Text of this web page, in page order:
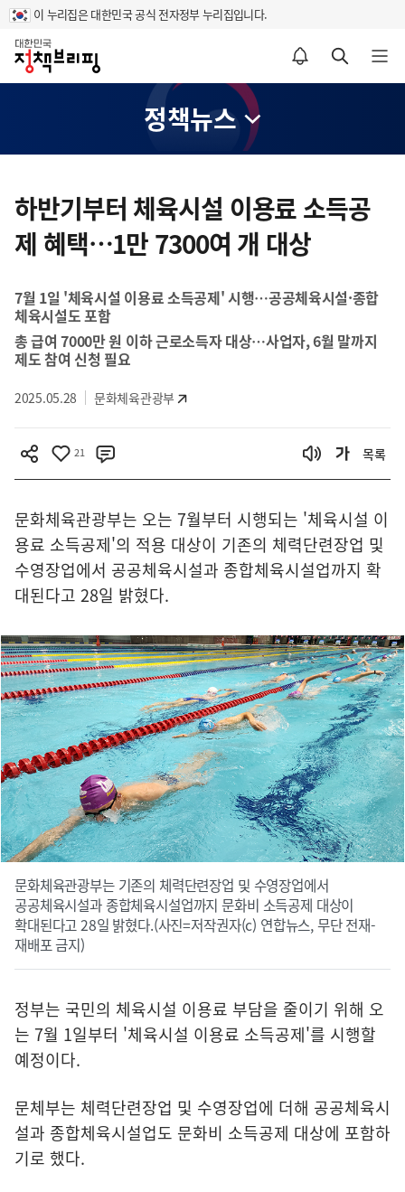
이 누리집은 대한민국 공식 전자정부 누리집입니다.
홈
알림설정 바로가기 검색 바로가기 메뉴 열기
정책뉴스
텐
츠
영
하반기부터 체육시설 이용료 소득공
제 혜택…1만 7300여 개 대상
7월 1일 '체육시설 이용료 소득공제' 시행…공공체육시설·종합
체육시설도 포함
총 급여 7000만 원 이하 근로소득자 대상…사업자, 6월 말까지
제도 참여 신청 필요
2025.05.28 문화체육관광부
21 목록
문화체육관광부는 오는 7월부터 시행되는 '체육시설 이
용료 소득공제'의 적용 대상이 기존의 체력단련장업 및
수영장업에서 공공체육시설과 종합체육시설업까지 확
대된다고 28일 밝혔다.
문화체육관광부는 기존의 체력단련장업 및 수영장업에서
공공체육시설과 종합체육시설업까지 문화비 소득공제 대상이
확대된다고 28일 밝혔다.(사진=저작권자(c) 연합뉴스, 무단 전재-
재배포 금지)
정부는 국민의 체육시설 이용료 부담을 줄이기 위해 오
는 7월 1일부터 '체육시설 이용료 소득공제'를 시행할
예정이다.
문체부는 체력단련장업 및 수영장업에 더해 공공체육시
설과 종합체육시설업도 문화비 소득공제 대상에 포함하
기로 했다.